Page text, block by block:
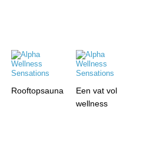
Rooftopsauna
Een vat vol
wellness